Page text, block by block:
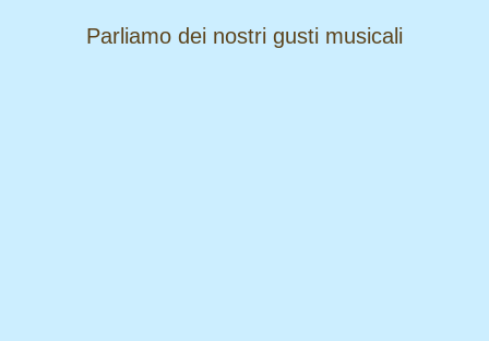
​​​​​​​Parliamo dei nostri gusti musicali